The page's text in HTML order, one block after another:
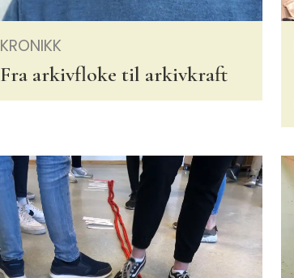
KRONIKK
Fra arkivfloke til arkivkraft